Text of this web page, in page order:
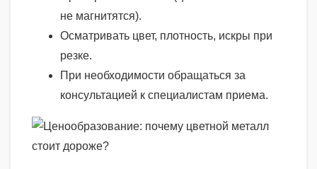
не магнитятся).
Осматривать цвет, плотность, искры при
резке.
При необходимости обращаться за
консультацией к специалистам приема.